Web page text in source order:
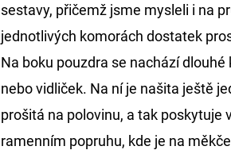
sestavy, přičemž jsme mysleli i na
jednotlivých komorách dostatek
Na boku pouzdra se nachází
nebo vidliček. Na ní je našita ještě
prošitá na polovinu, a tak poskytuje
ramenním popruhu, kde je na